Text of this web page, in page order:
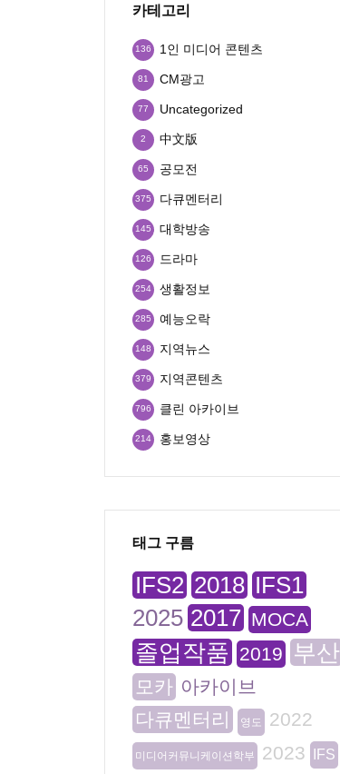
카테고리
1인 미디어 콘텐츠
136
CM광고
81
Uncategorized
77
中文版
2
공모전
65
다큐멘터리
375
대학방송
145
드라마
126
생활정보
254
예능오락
285
지역뉴스
148
지역콘텐츠
379
클린 아카이브
796
홍보영상
214
태그 구름
IFS2 2018 IFS1
2025 2017 MOCA
졸업작품 2019 부산
모카 아카이브
다큐멘터리
영도 2022
미디어커뮤니케이션학부 2023 IFS